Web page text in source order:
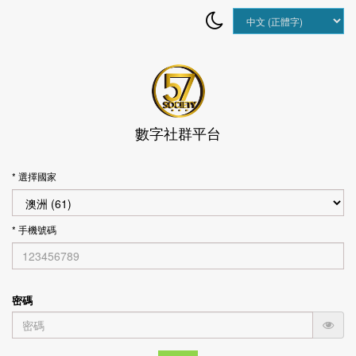
數字社群平台
* 選擇國家
* 手機號碼
密碼